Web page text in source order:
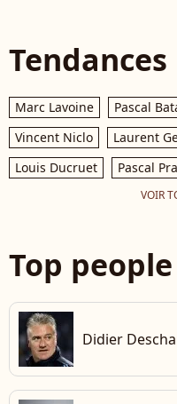
Tendances
Marc Lavoine Pascal
Vincent Niclo
Laurent
Louis Ducruet
Pascal
VOIR
Top
Didier